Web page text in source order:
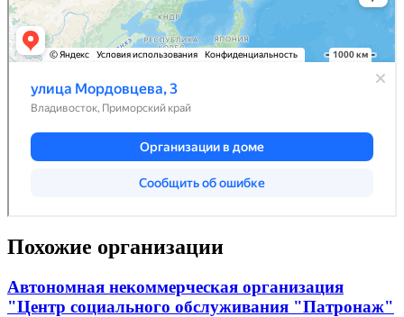
Похожие организации
Автономная некоммерческая организация
"Центр социального обслуживания "Патронаж"